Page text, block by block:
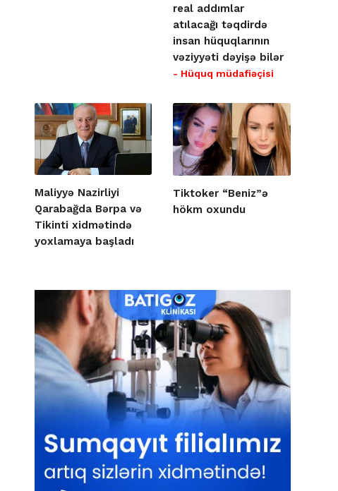
real addımlar
atılacağı təqdirdə
insan hüquqlarının
vəziyyəti dəyişə bilər
- Hüquq müdafiəçisi
Maliyyə Nazirliyi
Qarabağda Bərpa və
Tikinti xidmətində
yoxlamaya başladı
Tiktoker “Beniz”ə
hökm oxundu